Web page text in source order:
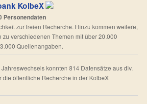
KolbeX
Personendaten
zur freien Recherche. Hinzu kommen weitere,
verschiedenen Themen mit über 20.000
Quellenangaben.
konnten 814 Datensätze aus div.
die öffentliche Recherche in der KolbeX